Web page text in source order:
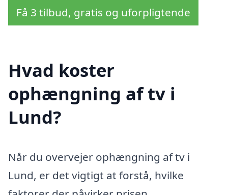
Få 3 tilbud, gratis og uforpligtende
Hvad koster
ophængning af tv i
Lund?
Når du overvejer ophængning af tv i
Lund, er det vigtigt at forstå, hvilke